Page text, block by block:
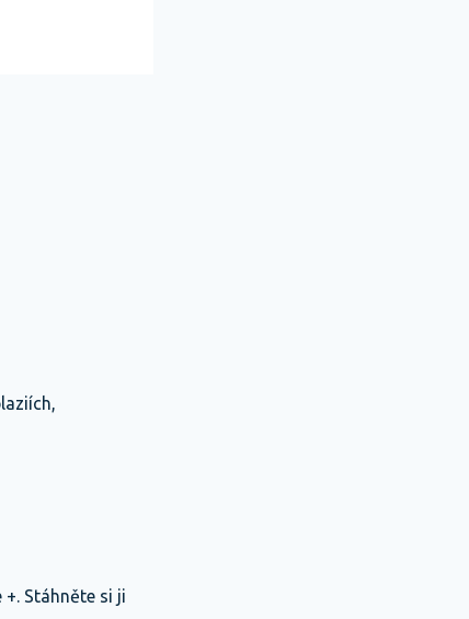
Stáhněte si ji